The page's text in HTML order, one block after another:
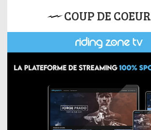
COUP DE COEUR